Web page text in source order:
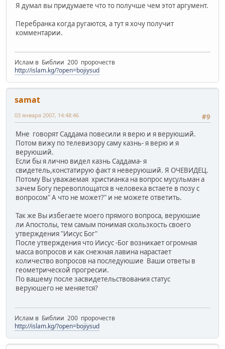
Я думал вы придумаете что то получше чем этот аргумент.
Перебранка когда ругаются, а тут я хочу получит
комментарии.
Ислам в Библии 200 пророчеств
http://islam.kg/?open=bojiysud
samat
#9
03 января 2007, 14:48:46
Мне говорят Саддама повесили я верю и я веруюший.
Потом вижу по телевизору саму казнь- я верю и я
веруюший.
Если бы я лично видел казнь Саддама- я
свидетель,констатирую факт я неверуюший. Я ОЧЕВИДЕЦ.
Потому Вы уважаемая христианка на вопрос мусульман а
зачем Богу перевоплощатся в человека встаете в позу с
вопросом" А что не может?" и не можете ответить.
Так же Вы избегаете моего прямого вопроса, веруюшие
ли Апостолы, тем самым понимая скользкость своего
утверждения "Иисус Бог"
После утверждения что Иисус -Бог возникает огромная
масса вопросов и как снежная лавина нарастает
количество вопросов на последуюшие Ваши ответы в
геометрической прогресии.
По вашему после засвидетельствования статус
веруюшего не меняется?
Ислам в Библии 200 пророчеств
http://islam.kg/?open=bojiysud